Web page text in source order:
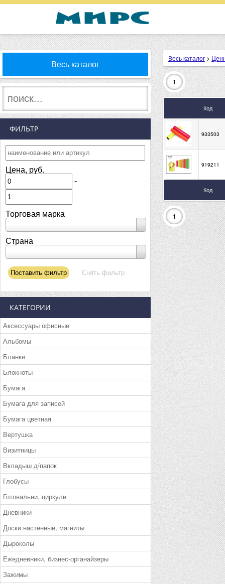
Весь каталог
ФИЛЬТР
Цена, руб.
-
Торговая марка
Страна
КАТЕГОРИИ
Аксессуары офисные
Альбомы
Бланки
Блокноты
Бумага
Бумага для записей
Бумага цветная
Вертушка
Визитницы
Вкладыш д/папок
Глобусы
Готовальни, циркули
Дневники
Доски настенные, магниты
Дыроколы
Ежедневники, бизнес-органайзеры
Зажимы
Весь каталог >
1
Код
Код
933503
919211
1